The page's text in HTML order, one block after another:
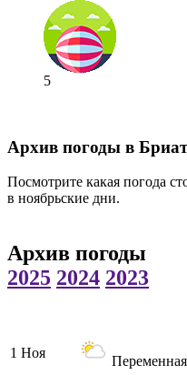
5
Архив погоды в
Посмотрите какая погода
в ноябрьские дни.
Архив погоды
2025 2024 2023
1 Ноя